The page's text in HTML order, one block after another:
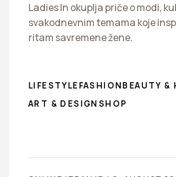
Ladies In okuplja priče o modi,
svakodnevnim temama koje
ritam savremene žene.
LIFESTYLEFASHIONBEAUTY &
ART & DESIGN SHOP